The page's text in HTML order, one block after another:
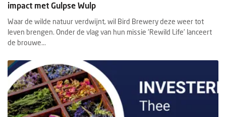
impact met Gulpse Wulp
Waar de wilde natuur verdwijnt, wil Bird Brewery deze weer tot
leven brengen. Onder de vlag van hun missie 'Rewild Life’ lanceert
de brouwe...